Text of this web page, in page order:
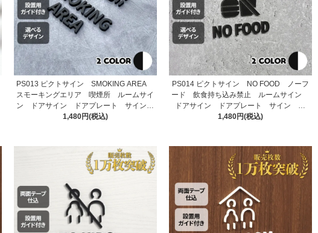
PS013 ピクトサイン SMOKING AREA
スモーキングエリア 喫煙所 ルームサイ
ン ドアサイン ドアプレート サイン
表札 室札
1,480円(税込)
PS014 ピクトサイン NO FOOD ノーフ
ード 飲食持ち込み禁止 ルームサイン
ドアサイン ドアプレート サイン 表
札 室札
1,480円(税込)